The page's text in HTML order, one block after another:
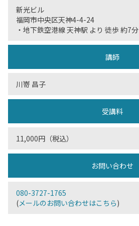
新光ビル
福岡市中央区天神4-4-24
・地下鉄空港線 天神駅 より 徒歩 約7分
講師
川嵜 昌子
受講料
11,000円（税込）
お問い合わせ
080-3727-1765
(メールのお問い合わせはこちら)